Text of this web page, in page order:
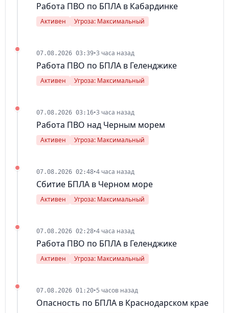
Работа ПВО по БПЛА в Кабардинке
Активен Угроза: Максимальный
07.08.2026 03:39•3 часа назад
Работа ПВО по БПЛА в Геленджике
Активен Угроза: Максимальный
07.08.2026 03:16•3 часа назад
Работа ПВО над Черным морем
Активен Угроза: Максимальный
07.08.2026 02:48•4 часа назад
Сбитие БПЛА в Черном море
Активен Угроза: Максимальный
07.08.2026 02:28•4 часа назад
Работа ПВО по БПЛА в Геленджике
Активен Угроза: Максимальный
07.08.2026 01:20•5 часов назад
Опасность по БПЛА в Краснодарском крае